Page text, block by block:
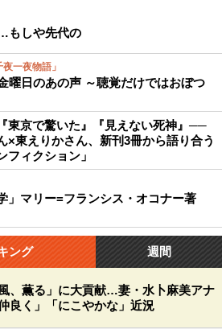
もしや先代の
一夜物語」
曜日のあの声 ～聴覚だけではおぼつ
東京で驚いた』『見えない死神』──
×東えりかさん、新刊3冊から語り合う
フィクション」
」マリー=フランシス・オコナー著
ング 週間
、薫る」に大貢献…妻・水卜麻美アナ
良く」「にこやかな」近況